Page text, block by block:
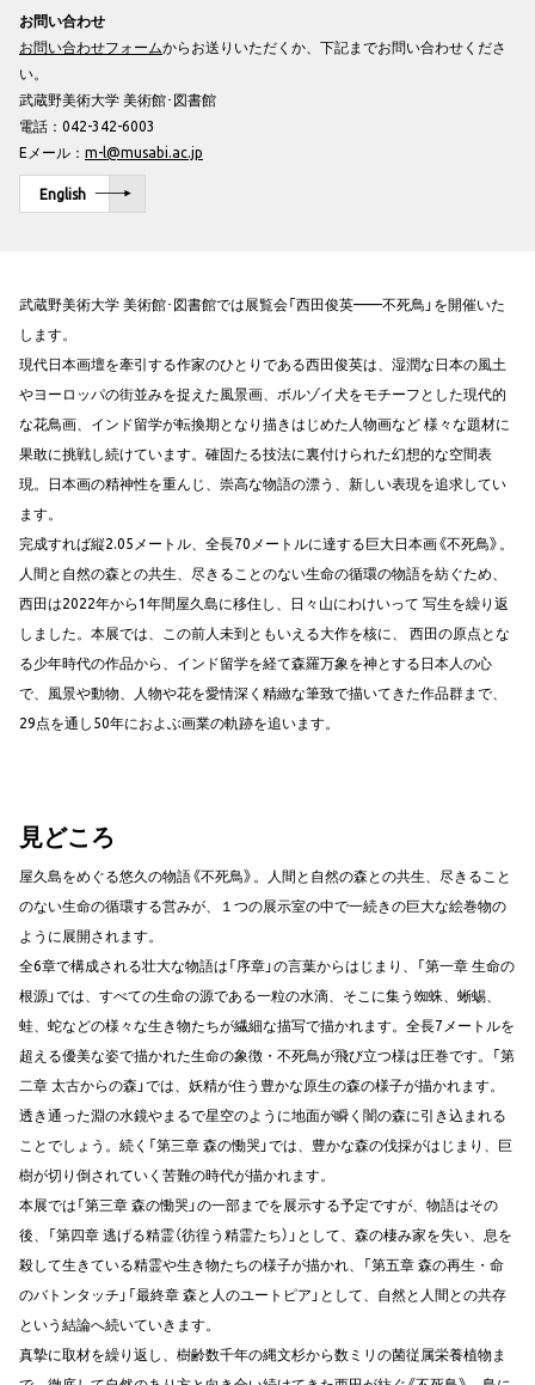
お問い合わせ
お問い合わせフォームからお送りいただくか、下記までお問い合わせくださ
い。
武蔵野美術大学 美術館･図書館
電話：042-342-6003
Eメール： m-l@musabi.ac.jp
English
武蔵野美術大学 美術館･図書館では展覧会「西田俊英——不死鳥」を開催いた
します。
現代日本画壇を牽引する作家のひとりである西田俊英は、湿潤な日本の風土
やヨーロッパの街並みを捉えた風景画、ボルゾイ犬をモチーフとした現代的
な花鳥画、インド留学が転換期となり描きはじめた人物画など 様々な題材に
果敢に挑戦し続けています。確固たる技法に裏付けられた幻想的な空間表
現。日本画の精神性を重んじ、崇高な物語の漂う、新しい表現を追求してい
ます。
完成すれば縦2.05メートル、全長70メートルに達する巨大日本画《不死鳥》。
人間と自然の森との共生、尽きることのない生命の循環の物語を紡ぐため、
西田は2022年から1年間屋久島に移住し、日々山にわけいって 写生を繰り返
しました。本展では、この前人未到ともいえる大作を核に、 西田の原点とな
る少年時代の作品から、インド留学を経て森羅万象を神とする日本人の心
で、風景や動物、人物や花を愛情深く精緻な筆致で描いてきた作品群まで、
29点を通し50年におよぶ画業の軌跡を追います。
見どころ
屋久島をめぐる悠久の物語《不死鳥》。人間と自然の森との共生、尽きること
のない生命の循環する営みが、１つの展示室の中で一続きの巨大な絵巻物の
ように展開されます。
全6章で構成される壮大な物語は「序章」の言葉からはじまり、「第一章 生命の
根源」では、すべての生命の源である一粒の水滴、そこに集う蜘蛛、蜥蜴、
蛙、蛇などの様々な生き物たちが繊細な描写で描かれます。全長7メートルを
超える優美な姿で描かれた生命の象徴・不死鳥が飛び立つ様は圧巻です。「第
二章 太古からの森」では、妖精が住う豊かな原生の森の様子が描かれます。
透き通った淵の水鏡やまるで星空のように地面が瞬く闇の森に引き込まれる
ことでしょう。続く「第三章 森の慟哭」では、豊かな森の伐採がはじまり、巨
樹が切り倒されていく苦難の時代が描かれます。
本展では「第三章 森の慟哭」の一部までを展示する予定ですが、物語はその
後、「第四章 逃げる精霊（彷徨う精霊たち）」として、森の棲み家を失い、息を
殺して生きている精霊や生き物たちの様子が描かれ、「第五章 森の再生・命
のバトンタッチ」「最終章 森と人のユートピア」として、自然と人間との共存
という結論へ続いていきます。
真摯に取材を繰り返し、樹齢数千年の縄文杉から数ミリの菌従属栄養植物ま